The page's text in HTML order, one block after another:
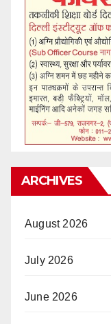
ARCHIVES
August 2026
July 2026
June 2026